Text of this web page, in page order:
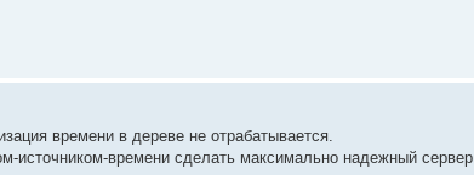
времени в дереве не отрабатывается.
источником-времени сделать максимально надежный сервер.